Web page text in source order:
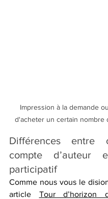
Impression à la demande
d'acheter un certain nombre
Différences entre
compte d’auteur
participatif
Comme nous vous le
article Tour d’horizon